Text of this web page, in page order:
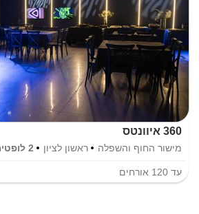
360 איוונטס
מישור החוף והשפלה ראשון לציון 2 לופטים
עד 120 אורחים